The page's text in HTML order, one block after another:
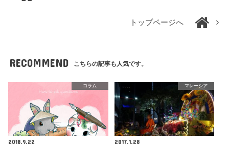
トップページへ
RECOMMEND こちらの記事も人気です。
コラム
2018.9.22
マレーシア
2017.1.28